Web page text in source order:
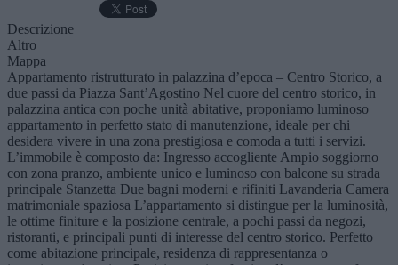
Descrizione
Altro
Mappa
Appartamento ristrutturato in palazzina d’epoca – Centro Storico, a
due passi da Piazza Sant’Agostino Nel cuore del centro storico, in
palazzina antica con poche unità abitative, proponiamo luminoso
appartamento in perfetto stato di manutenzione, ideale per chi
desidera vivere in una zona prestigiosa e comoda a tutti i servizi.
L’immobile è composto da: Ingresso accogliente Ampio soggiorno
con zona pranzo, ambiente unico e luminoso con balcone su strada
principale Stanzetta Due bagni moderni e rifiniti Lavanderia Camera
matrimoniale spaziosa L’appartamento si distingue per la luminosità,
le ottime finiture e la posizione centrale, a pochi passi da negozi,
ristoranti, e principali punti di interesse del centro storico. Perfetto
come abitazione principale, residenza di rappresentanza o